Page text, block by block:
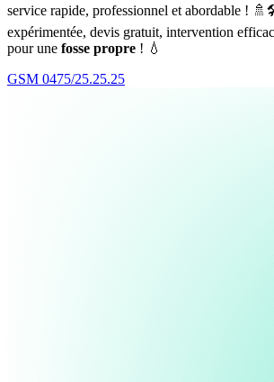
service rapide, professionnel et abordable !
expérimentée, devis gratuit, intervention
pour une fosse propre ! 💧
GSM 0475/25.25.25